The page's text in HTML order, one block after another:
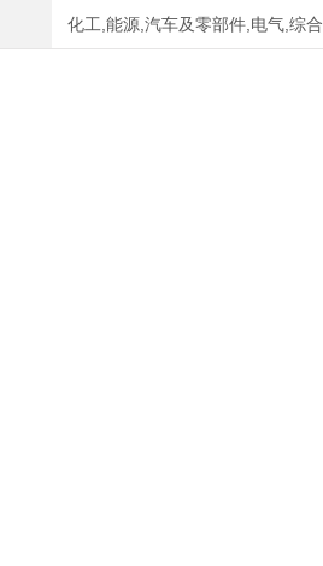
化工,能源,汽车及零部件,电气,综合